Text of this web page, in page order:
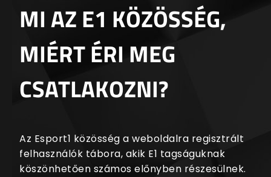
MI AZ E1 KÖZÖSSÉG,
MIÉRT ÉRI MEG
CSATLAKOZNI?
Az Esport1 közösség a weboldalra regisztrált
felhasználók tábora, akik E1 tagságuknak
köszönhetően számos előnyben részesülnek.